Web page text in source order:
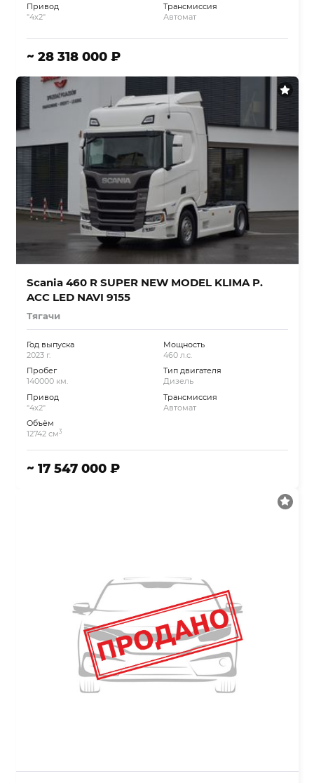
Привод
"4x2"
Трансмиссия
Автомат
~ 28 318 000 ₽
Scania 460 R SUPER NEW MODEL KLIMA P.
ACC LED NAVI 9155
Тягачи
Год выпуска
2023 г.
Пробег
140000 км.
Привод
"4x2"
Объём
12742 см3
Мощность
460 л.с.
Тип двигателя
Дизель
Трансмиссия
Автомат
~ 17 547 000 ₽